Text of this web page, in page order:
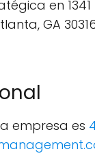
en
GA
empresa es